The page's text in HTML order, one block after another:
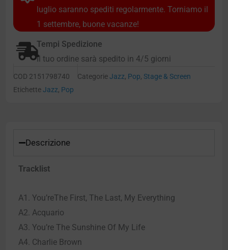
luglio saranno spediti regolarmente. Torniamo il
1 settembre, buone vacanze!
Tempi Spedizione
Il tuo ordine sarà spedito in 4/5 giorni
COD 2151798740 CategorieJazz, Pop, Stage & Screen
EtichetteJazz, Pop
Descrizione
Tracklist
A1. You’reThe First, The Last, My Everything
A2. Acquario
A3. You’re The Sunshine Of My Life
A4. Charlie Brown